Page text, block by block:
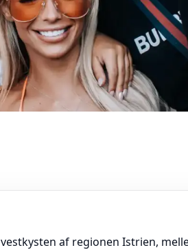
af regionen Istrien,